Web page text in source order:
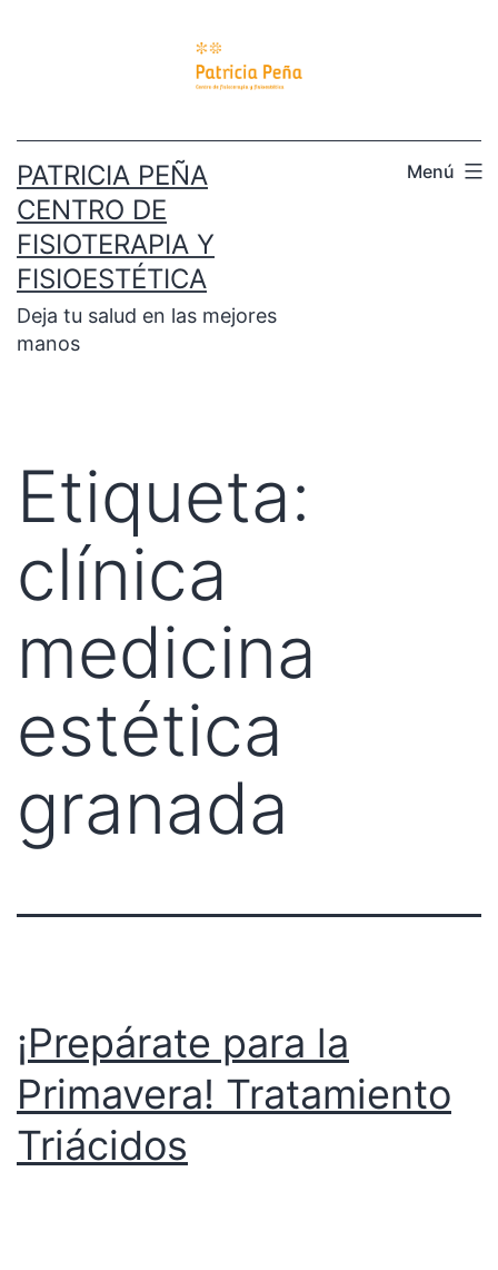
PATRICIA PEÑA
CENTRO DE
FISIOTERAPIA Y
FISIOESTÉTICA
Deja tu salud en las mejores
manos
Menú
Etiqueta:
clínica
medicina
estética
granada
¡Prepárate para la
Primavera! Tratamiento
Triácidos